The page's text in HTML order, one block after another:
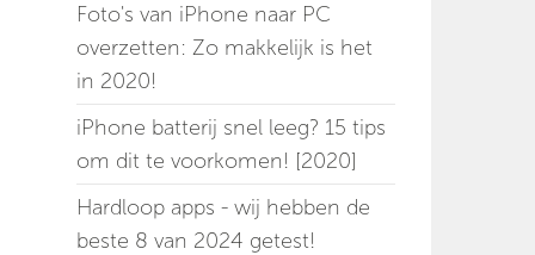
Foto's van iPhone naar PC
overzetten: Zo makkelijk is het
in 2020!
iPhone batterij snel leeg? 15 tips
om dit te voorkomen! [2020]
Hardloop apps - wij hebben de
beste 8 van 2024 getest!